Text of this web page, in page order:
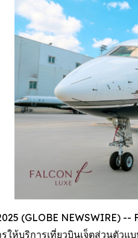
(GLOBE NEWSWIRE)
ห้บริการเที่ยวบินเจ็ตส่วนตัวแ